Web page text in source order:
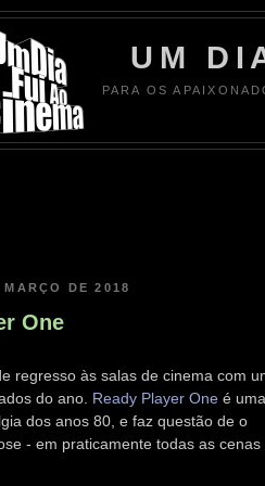
UM
PARA OS
DE 2018
One
regresso às salas de cinema com
do ano. Ready Player One é uma
dos anos 80, e faz questão de o
- em praticamente todas as cenas